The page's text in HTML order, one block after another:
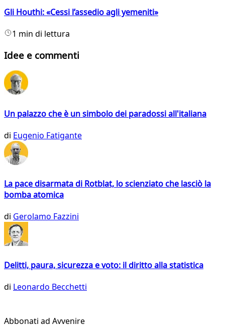
Gli Houthi: «Cessi l’assedio agli yemeniti»
1 min di lettura
Idee e commenti
Un palazzo che è un simbolo dei paradossi all'italiana
di Eugenio Fatigante
La pace disarmata di Rotblat, lo scienziato che lasciò la
bomba atomica
di Gerolamo Fazzini
Delitti, paura, sicurezza e voto: il diritto alla statistica
di Leonardo Becchetti
Abbonati ad Avvenire